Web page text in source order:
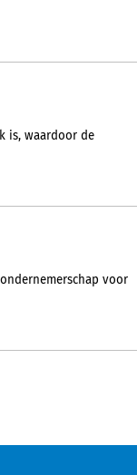
is, waardoor de
voor